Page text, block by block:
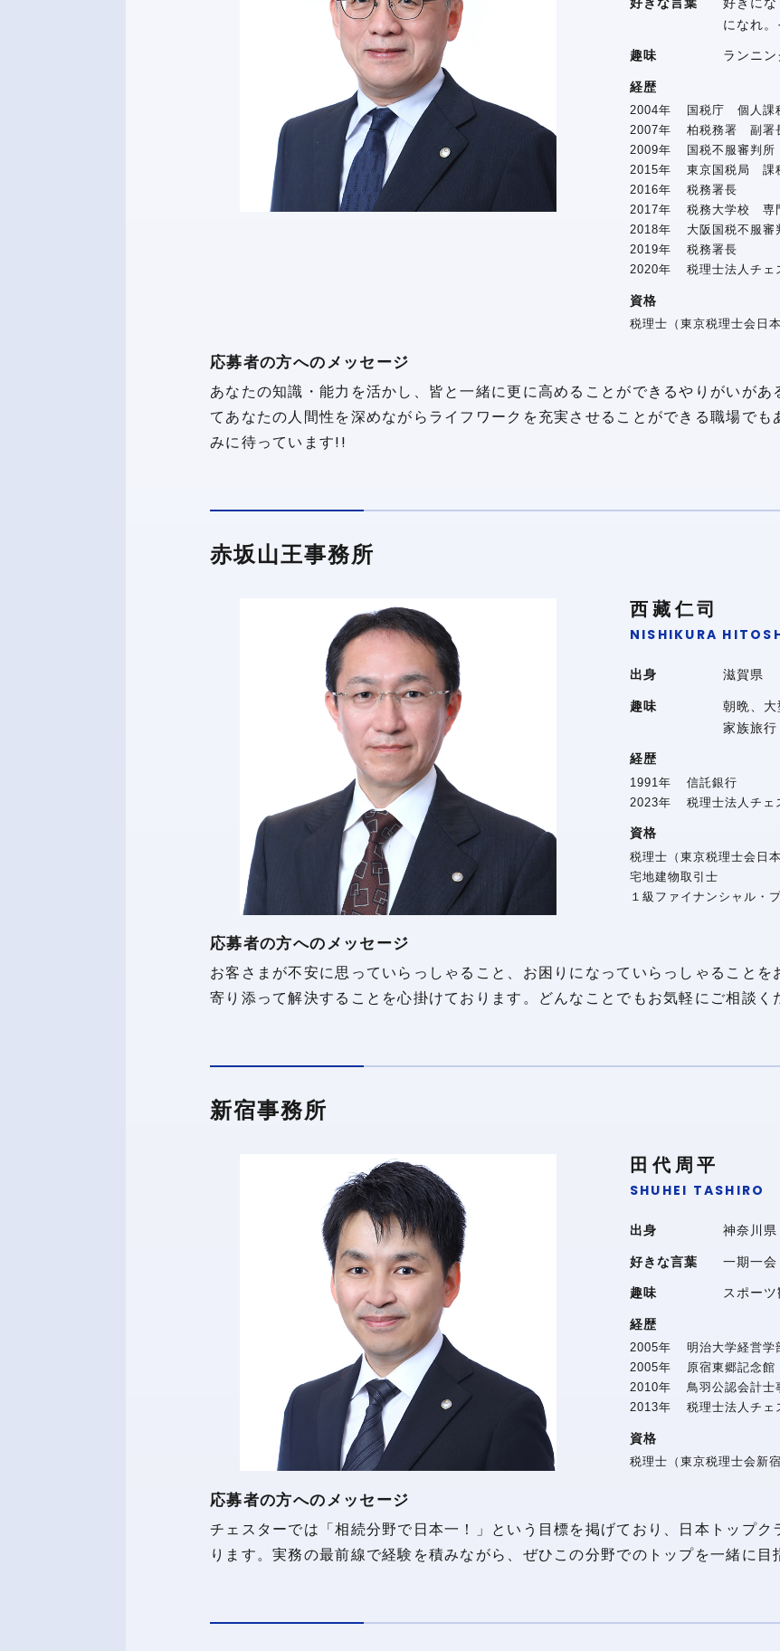
になれ。
趣味 ランニン
経歴
2004年
国税庁 個人課
2007年
柏税務署 副署
2009年
国税不服審判
2015年
東京国税局 課
2016年
税務署長
2017年
税務大学校 専
2018年
大阪国税不服
2019年
税務署長
2020年 税理士法人チ
資格
税理士（東京税理士会日
応募者の方へのメッセージ
あなたの知識・能力を活かし、皆と一緒に更に高めることができるやりがいがあ
てあなたの人間性を深めながらライフワークを充実させることができる職場でも
みに待っています!!
赤坂山王事務所
西藏仁司
NISHIKURA
出身 滋賀県
趣味
朝晩、
家族旅行
経歴
1991年
信託銀行
2023年 税理士法人チェ
資格
税理士（東京税理士会日
宅地建物取引士
１級ファイナンシャル・
応募者の方へのメッセージ
お客さまが不安に思っていらっしゃること、お困りになっていらっしゃることを
寄り添って解決することを心掛けております。どんなことでもお気軽にご相談く
新宿事務所
田代周平
SHUHEI TASHIRO
出身 神奈川県
好きな言葉 一期一会
趣味 スポー
経歴
2005年
明治大学経営学
2005年
原宿東郷記念館
2010年
鳥羽公認会計士
2013年 税理士法人チェ
資格
税理士（東京税理士会新
応募者の方へのメッセージ
チェスターでは「相続分野で日本一！」という目標を掲げており、日本トップ
ります。実務の最前線で経験を積みながら、ぜひこの分野でのトップを一緒に目